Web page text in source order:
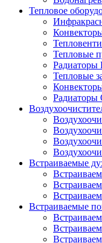
Тепловое
Тепловые
Радиаторы
Тепловые
Радиаторы
Встраиваемые
Встраиваемые